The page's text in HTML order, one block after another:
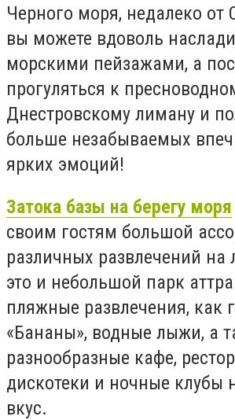
Черного моря, недалеко от
вы можете вдоволь
морскими пейзажами, а
прогуляться к
Днестровскому лиману и
больше незабываемых
ярких эмоций!
Затока базы на берегу моря
своим гостям большой
различных развлечений на
это и небольшой парк
пляжные развлечения, как
«Бананы», водные лыжи, а
разнообразные кафе,
дискотеки и ночные клубы
вкус.